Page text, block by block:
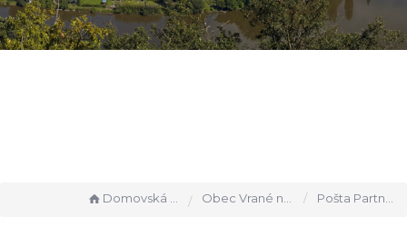
Domovská stránka Pošta Partner